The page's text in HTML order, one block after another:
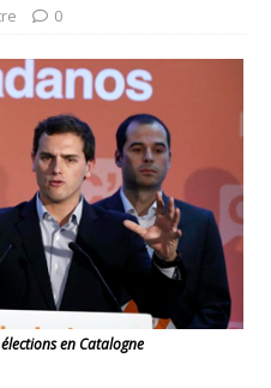
0
en Catalogne